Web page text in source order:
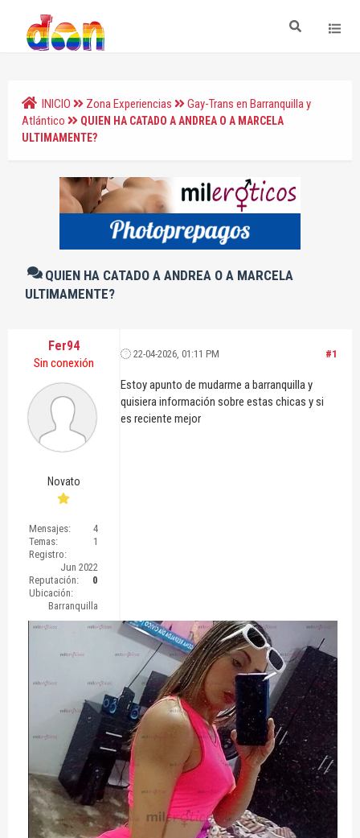
INICIO Zona Experiencias
Gay-Trans en Barranquilla y
Atlántico
QUIEN HA CATADO A ANDREA O A MARCELA
ULTIMAMENTE?
QUIEN HA CATADO A ANDREA O A MARCELA
ULTIMAMENTE?
Fer94
Sin conexión
Novato
Mensajes:
4
Temas:
1
Registro:
Jun 2022
Reputación:
0
Ubicación:
Barranquilla
#1
22-04-2026, 01:11 PM
Estoy apunto de mudarme a barranquilla y
quisiera información sobre estas chicas y si
es reciente mejor